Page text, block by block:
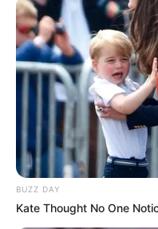
BUZZ DAY
Kate Thought No One